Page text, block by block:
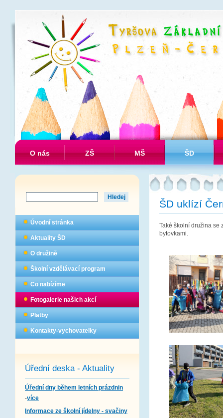
O nás ZŠ MŠ ŠD
Úvodní stránka
Aktuality ŠD
O družině
Školní vzdělávací program
Co nabízíme
Fotogalerie našich akcí
Platby
Kontakty-vychovatelky
Úřední deska - Aktuality
Úřední dny během letních prázdnin
-více
Informace ze školní jídelny - svačiny
ŠD uklízí
Také školní družina se
bytovkami.